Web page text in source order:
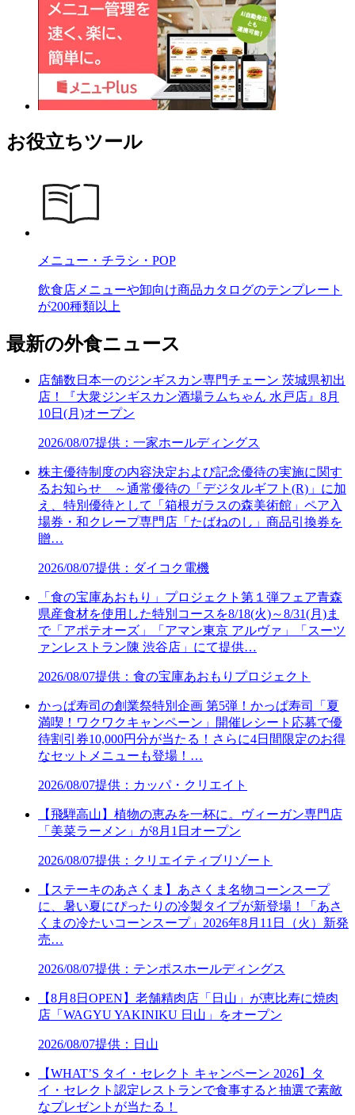
お役立ちツール
メニュー・チラシ・POP
飲食店メニューや卸向け商品カタログのテンプレート
が200種類以上
最新の外食ニュース
店舗数日本一のジンギスカン専門チェーン 茨城県初出
店！『大衆ジンギスカン酒場ラムちゃん 水戸店』8月
10日(月)オープン
2026/08/07提供：一家ホールディングス
株主優待制度の内容決定および記念優待の実施に関す
るお知らせ ～通常優待の「デジタルギフト(R)」に加
え、特別優待として「箱根ガラスの森美術館」ペア入
場券・和クレープ専門店「たばねのし」商品引換券を
贈…
2026/08/07提供：ダイコク電機
「食の宝庫あおもり」プロジェクト第１弾フェア青森
県産食材を使用した特別コースを8/18(火)～8/31(月)ま
で「アポテオーズ」「アマン東京 アルヴァ」「スーツ
ァンレストラン陳 渋谷店」にて提供…
2026/08/07提供：食の宝庫あおもりプロジェクト
かっぱ寿司の創業祭特別企画 第5弾！かっぱ寿司「夏
満喫！ワクワクキャンペーン」開催レシート応募で優
待割引券10,000円分が当たる！さらに4日間限定のお得
なセットメニューも登場！…
2026/08/07提供：カッパ・クリエイト
【飛騨高山】植物の恵みを一杯に。ヴィーガン専門店
「美菜ラーメン」が8月1日オープン
2026/08/07提供：クリエイティブリゾート
【ステーキのあさくま】あさくま名物コーンスープ
に、暑い夏にぴったりの冷製タイプが新登場！「あさ
くまの冷たいコーンスープ」2026年8月11日（火）新発
売…
2026/08/07提供：テンポスホールディングス
【8月8日OPEN】老舗精肉店「日山」が恵比寿に焼肉
店「WAGYU YAKINIKU 日山」をオープン
2026/08/07提供：日山
【WHAT’S タイ・セレクト キャンペーン 2026】タ
イ・セレクト認定レストランで食事すると抽選で素敵
なプレゼントが当たる！